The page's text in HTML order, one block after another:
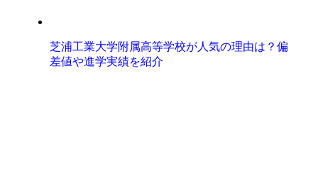
芝浦工業大学附属高等学校が人気の理由は？偏
差値や進学実績を紹介